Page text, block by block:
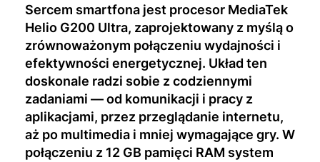
Sercem smartfona jest procesor MediaTek
Helio G200 Ultra, zaprojektowany z myślą o
zrównoważonym połączeniu wydajności i
efektywności energetycznej. Układ ten
doskonale radzi sobie z codziennymi
zadaniami — od komunikacji i pracy z
aplikacjami, przez przeglądanie internetu,
aż po multimedia i mniej wymagające gry. W
połączeniu z 12 GB pamięci RAM system